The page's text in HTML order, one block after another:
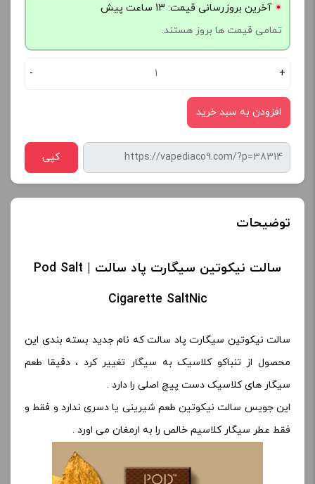
آخرین بروزرسانی قیمت: 13 ساعت پیش
تمامی قیمت ها بروز هستند.
- +
افزودن به سبد خرید
کپی
توضیحات
سالت نیکوتین سیگارت پاد سالت | Pod Salt
Cigarette SaltNic
سالت نیکوتین سیگارت پاد سالت که نام جدید بسته بندی این
محصول از تنباکو کلاسیک به سیگار تغییر کرد ، دقیقا طعم
سیگار های کلاسیک دست پیچ اصلی را دارد .
این جویس سالت نیکوتین طعم شیرینی یا دسری ندارد و فقط و
فقط عطر سیگار کلاسیم خالص را به ارمغان می اورد .